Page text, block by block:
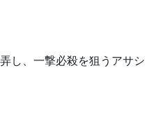
し、一撃必殺を狙うアサシ